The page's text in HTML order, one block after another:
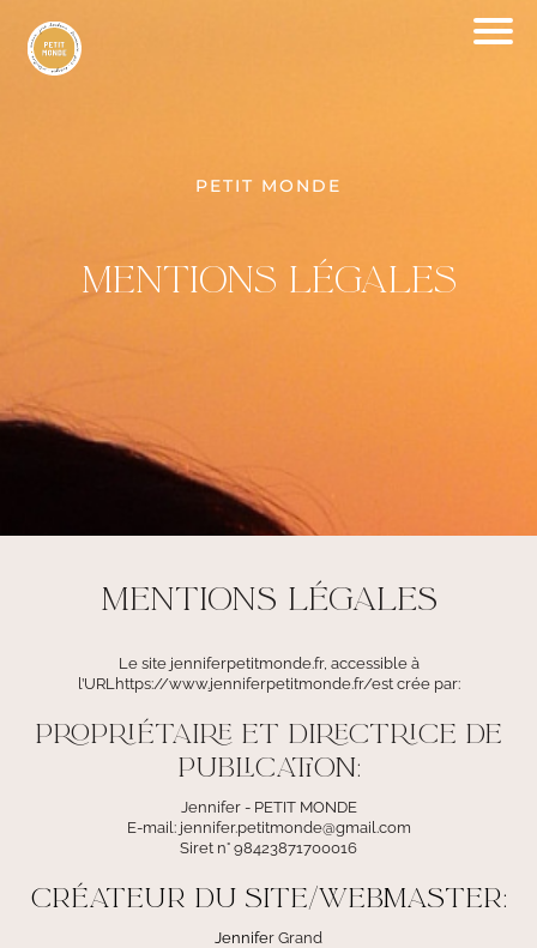
PETIT MONDE
MENTiONS LÉGALES
MENTiONS LÉGALES
Le site jenniferpetitmonde.fr, accessible à
l’URLhttps://www.jenniferpetitmonde.fr/est crée par:
Propriétaire et Directrice de
publication:
Jennifer - PETIT MONDE
E-mail: jennifer.petitmonde@gmail.com
Siret n° 98423871700016
Créateur du site/Webmaster:
Jennifer Grand